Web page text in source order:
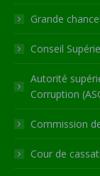
Grande
Conseil
Autorité
Corruption
Commission
Cour de